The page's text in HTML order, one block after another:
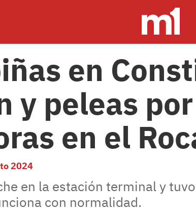
en
y peleas
en el
2024
en la estación terminal y
con normalidad.